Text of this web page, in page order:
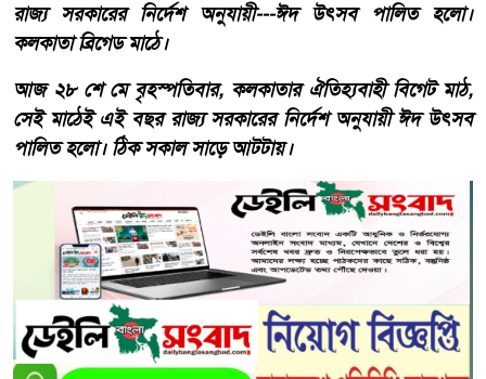
রাজ্য সরকারের নির্দেশ অনুযায়ী---ঈদ উৎসব পালিত হলো।
কলকাতা ব্রিগেড মাঠে।
আজ ২৮ শে মে বৃহস্পতিবার, কলকাতার ঐতিহ্যবাহী বিগেট মাঠ,
সেই মাঠেই এই বছর রাজ্য সরকারের নির্দেশ অনুযায়ী ঈদ উৎসব
পালিত হলো। ঠিক সকাল সাড়ে আটটায়।